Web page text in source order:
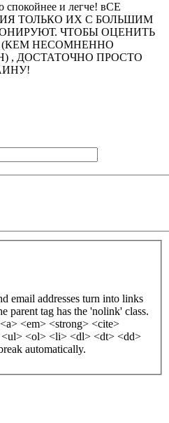
спокойнее и легче! вСЕ
ТОЛЬКО ИХ С БОЛЬШИМ
ЧТОБЫ ОЦЕНИТЬ
(КЕМ НЕСОМНЕННО
, ДОСТАТОЧНО ПРОСТО
email addresses turn into links
parent tag has the 'nolink' class.
<em> <strong> <cite>
<ol> <li> <dl> <dt> <dd>
automatically.